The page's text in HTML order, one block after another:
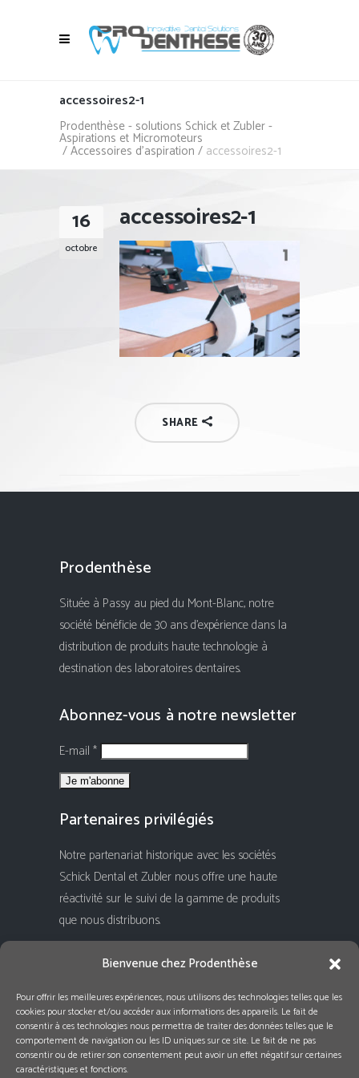
Bienvenue chez Prodenthèse
Pour offrir les meilleures expériences, nous utilisons des technologies telles que les
cookies pour stocker et/ou accéder aux informations des appareils. Le fait de
consentir à ces technologies nous permettra de traiter des données telles que le
comportement de navigation ou les ID uniques sur ce site. Le fait de ne pas
consentir ou de retirer son consentement peut avoir un effet négatif sur certaines
caractéristiques et fonctions.
accessoires2-1
Prodenthèse - solutions Schick et Zubler -
Aspirations et Micromoteurs
/Accessoires d'aspiration / accessoires2-1
16
octobre
accessoires2-1
SHARE
Prodenthèse
Située à Passy au pied du Mont-Blanc, notre
société bénéficie de 30 ans d'expérience dans la
distribution de produits haute technologie à
destination des laboratoires dentaires.
Abonnez-vous à notre newsletter
E-mail *
Partenaires privilégiés
Notre partenariat historique avec les sociétés
Schick Dental et Zubler nous offre une haute
réactivité sur le suivi de la gamme de produits
que nous distribuons.
Rejoignez-nous !